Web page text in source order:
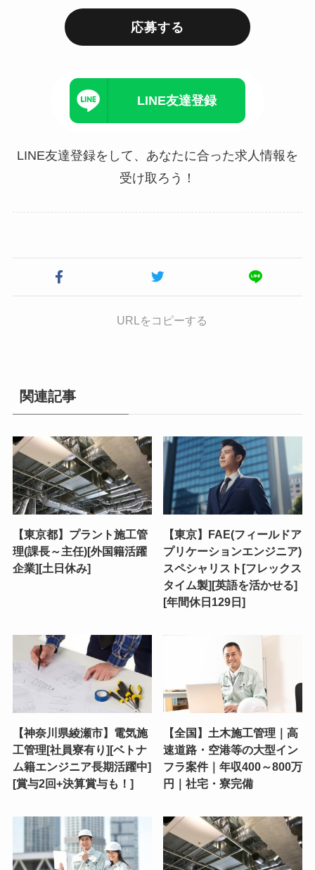
応募する
LINE友達登録
LINE友達登録をして、あなたに合った求人情報を
受け取ろう！
URLをコピーする
関連記事
【東京都】プラント施工管
理(課長～主任)[外国籍活躍
企業][土日休み]
【東京】FAE(フィールドア
プリケーションエンジニア)
スペシャリスト[フレックス
タイム製][英語を活かせる]
[年間休日129日]
【神奈川県綾瀬市】電気施
工管理[社員寮有り][ベトナ
ム籍エンジニア長期活躍中]
[賞与2回+決算賞与も！]
【全国】土木施工管理｜高
速道路・空港等の大型イン
フラ案件｜年収400～800万
円｜社宅・寮完備